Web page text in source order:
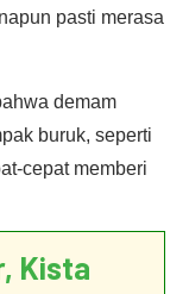
pasti merasa
demam
buruk, seperti
cepat memberi
Kista